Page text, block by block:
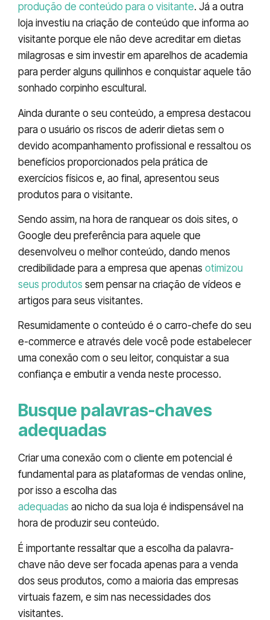
produção de conteúdo para o visitante. Já a outra
loja investiu na criação de conteúdo que informa ao
visitante porque ele não deve acreditar em dietas
milagrosas e sim investir em aparelhos de academia
para perder alguns quilinhos e conquistar aquele tão
sonhado corpinho escultural.
Ainda durante o seu conteúdo, a empresa destacou
para o usuário os riscos de aderir dietas sem o
devido acompanhamento profissional e ressaltou os
benefícios proporcionados pela prática de
exercícios físicos e, ao final, apresentou seus
produtos para o visitante.
Sendo assim, na hora de ranquear os dois sites, o
Google deu preferência para aquele que
desenvolveu o melhor conteúdo, dando menos
credibilidade para a empresa que apenas otimizou
seus produtos sem pensar na criação de vídeos e
artigos para seus visitantes.
Resumidamente o conteúdo é o carro-chefe do seu
e-commerce e através dele você pode estabelecer
uma conexão com o seu leitor, conquistar a sua
confiança e embutir a venda neste processo.
Busque palavras-chaves
adequadas
Criar uma conexão com o cliente em potencial é
fundamental para as plataformas de vendas online,
por isso a escolha das
adequadas ao nicho da sua loja é indispensável na
hora de produzir seu conteúdo.
É importante ressaltar que a escolha da palavra-
chave não deve ser focada apenas para a venda
dos seus produtos, como a maioria das empresas
virtuais fazem, e sim nas necessidades dos
visitantes.